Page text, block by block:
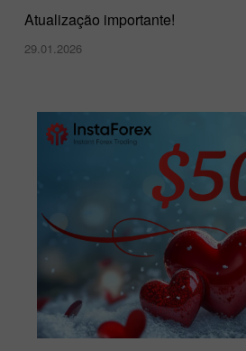
Atualização importante!
29.01.2026